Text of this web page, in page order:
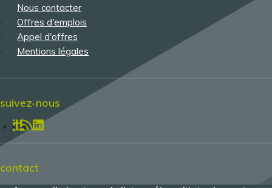
Menu
Pied
de
Nous contacter
Offres d'emplois
Appel d'offres
Mentions légales
contact
suivez-nous